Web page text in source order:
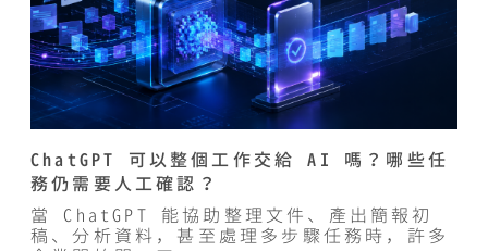
ChatGPT 可以整個工作交給 AI 嗎？哪些任
務仍需要人工確認？
當 ChatGPT 能協助整理文件、產出簡報初
稿、分析資料，甚至處理多步驟任務時，許多